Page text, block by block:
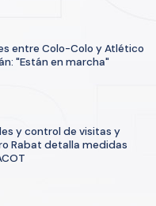
entre Colo-Colo y Atlético
"Están en marcha"
y control de visitas y
Rabat detalla medidas